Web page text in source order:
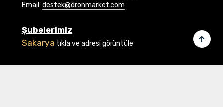
Email: destek@dronmarket.com
Şubelerimiz
Sakarya tıkla ve adresi görüntüle